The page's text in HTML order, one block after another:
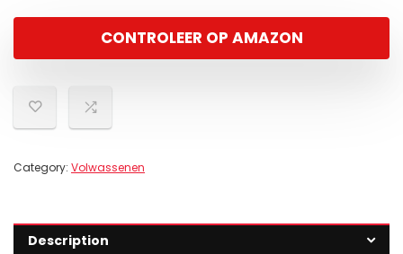
CONTROLEER OP AMAZON
Category: Volwassenen
Description